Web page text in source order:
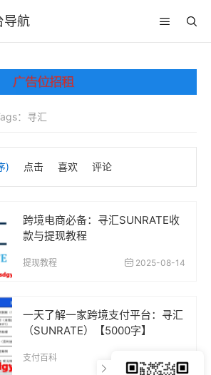
导航
：寻汇
) 点击 喜欢 评论
跨境电商必备：寻汇SUNRATE收
款与提现教程
提现教程 2025-08-14
一天了解一家跨境支付平台：寻汇
（SUNRATE）【5000字】
支付百科